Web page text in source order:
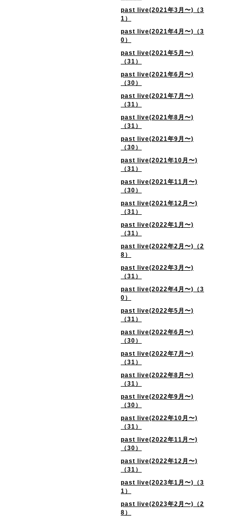
past live(2021年3月〜)（3
1）
past live(2021年4月〜)（3
0）
past live(2021年5月〜)
（31）
past live(2021年6月〜)
（30）
past live(2021年7月〜)
（31）
past live(2021年8月〜)
（31）
past live(2021年9月〜)
（30）
past live(2021年10月〜)
（31）
past live(2021年11月〜)
（30）
past live(2021年12月〜)
（31）
past live(2022年1月〜)
（31）
past live(2022年2月〜)（2
8）
past live(2022年3月〜)
（31）
past live(2022年4月〜)（3
0）
past live(2022年5月〜)
（31）
past live(2022年6月〜)
（30）
past live(2022年7月〜)
（31）
past live(2022年8月〜)
（31）
past live(2022年9月〜)
（30）
past live(2022年10月〜)
（31）
past live(2022年11月〜)
（30）
past live(2022年12月〜)
（31）
past live(2023年1月〜)（3
1）
past live(2023年2月〜)（2
8）